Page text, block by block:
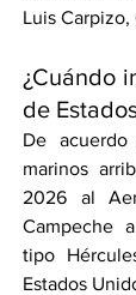
Luis Carpizo,
¿Cuándo
de
De
marinos
2026 al
Campeche
tipo
Estados